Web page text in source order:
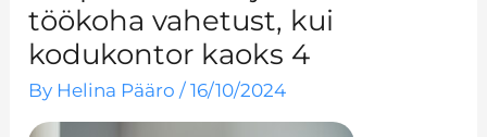
töökoha vahetust, kui
kodukontor kaoks 4
By Helina Pääro/16/10/2024